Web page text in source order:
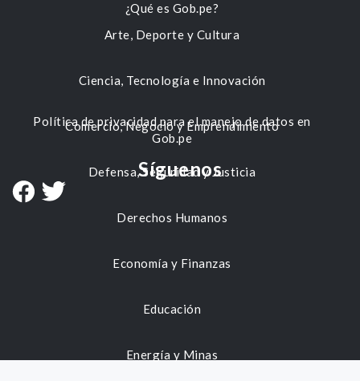
Arte, Deporte y Cultura
Ciencia, Tecnología e Innovación
Comercio, Negocio y Emprendimiento
Defensa, Seguridad y Justicia
Derechos Humanos
Economía y Finanzas
Educación
Energía y Minas
¿Qué es Gob.pe?
Política de privacidad para el manejo de datos en
Gob.pe
Síguenos